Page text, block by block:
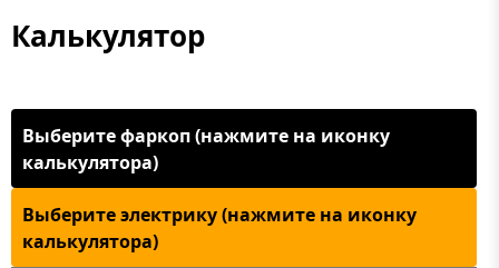
Калькулятор
Выберите фаркоп (нажмите на иконку
калькулятора)
Выберите электрику (нажмите на иконку
калькулятора)